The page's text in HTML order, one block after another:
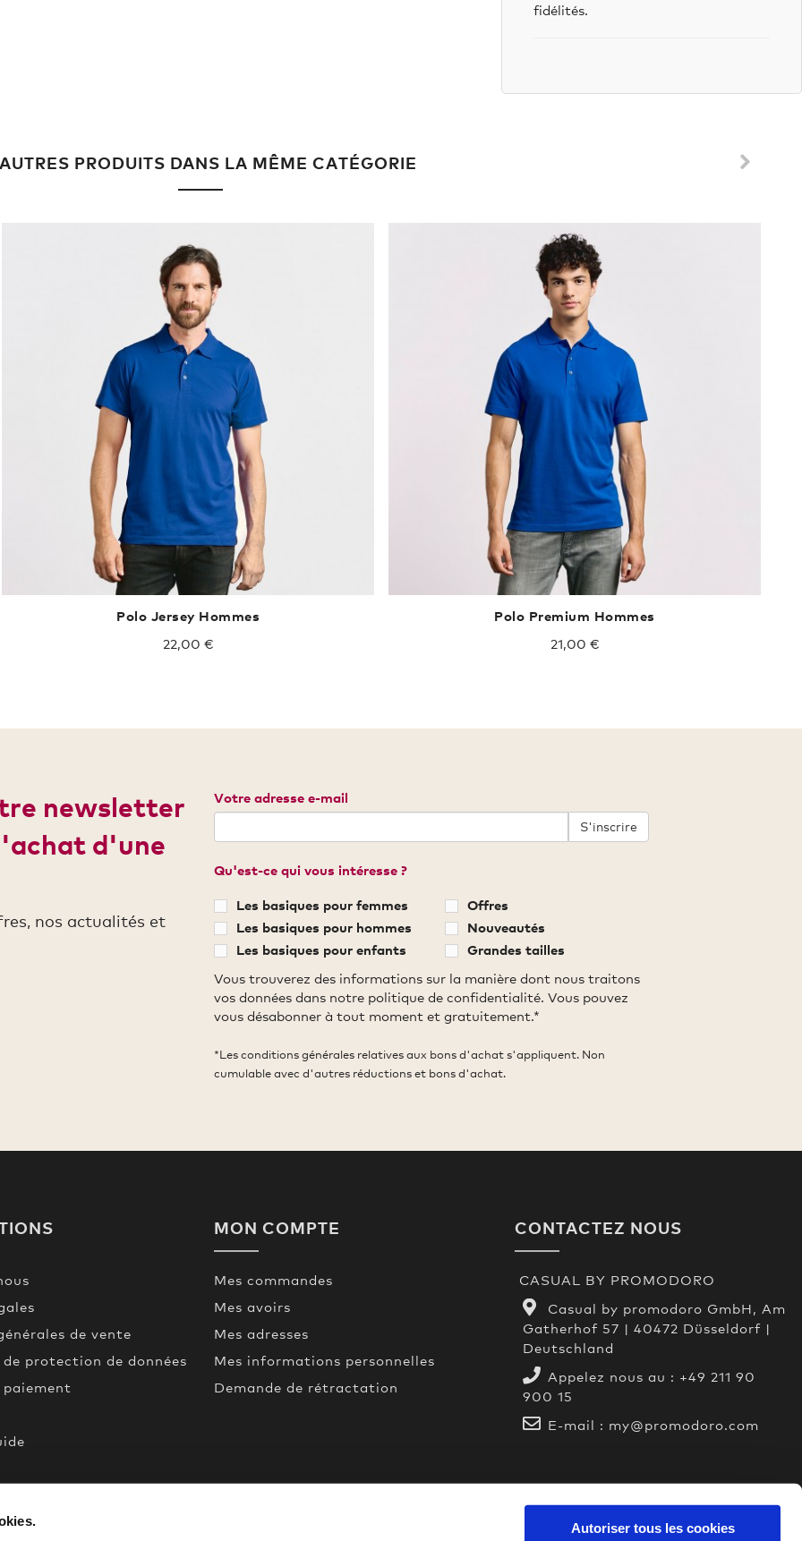
Autoriser tous les cookies
fidélités.
PRODUITS DANS LA MÊME CATÉGORIE
Polo Jersey Hommes
22,00 €
Polo Premium Hommes
21,00 €
newsletter
d'une
nos actualités et
Votre adresse e-mail
S'inscrire
Qu'est-ce qui vous intéresse ?
Les basiques pour femmes
Les basiques pour hommes
Les basiques pour enfants
Offres
Nouveautés
Grandes tailles
Vous trouverez des informations sur la manière dont nous traitons
vos données dans notre politique de confidentialité. Vous pouvez
vous désabonner à tout moment et gratuitement.*
*Les conditions générales relatives aux bons d'achat s'appliquent. Non
cumulable avec d'autres réductions et bons d'achat.
de vente
protection de données
MON COMPTE
Mes commandes
Mes avoirs
Mes adresses
Mes informations personnelles
Demande de rétractation
CONTACTEZ NOUS
CASUAL BY PROMODORO
Casual by promodoro GmbH, Am
Gatherhof 57 | 40472 Düsseldorf |
Deutschland
Appelez nous au : +49 211 90
900 15
E-mail : my@promodoro.com